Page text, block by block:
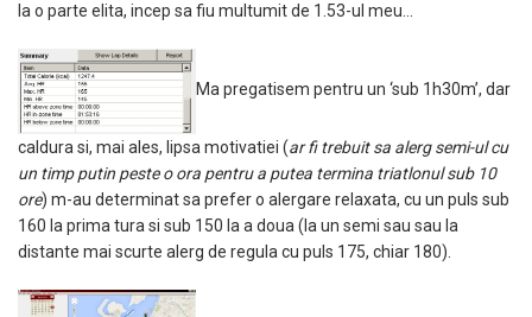
la o parte elita, incep sa fiu multumit de 1.53-ul meu…
Ma pregatisem pentru un ‘sub 1h30m’, dar
caldura si, mai ales, lipsa motivatiei (ar fi trebuit sa alerg semi-ul cu
un timp putin peste o ora pentru a putea termina triatlonul sub 10
ore) m-au determinat sa prefer o alergare relaxata, cu un puls sub
160 la prima tura si sub 150 la a doua (la un semi sau sau la
distante mai scurte alerg de regula cu puls 175, chiar 180).